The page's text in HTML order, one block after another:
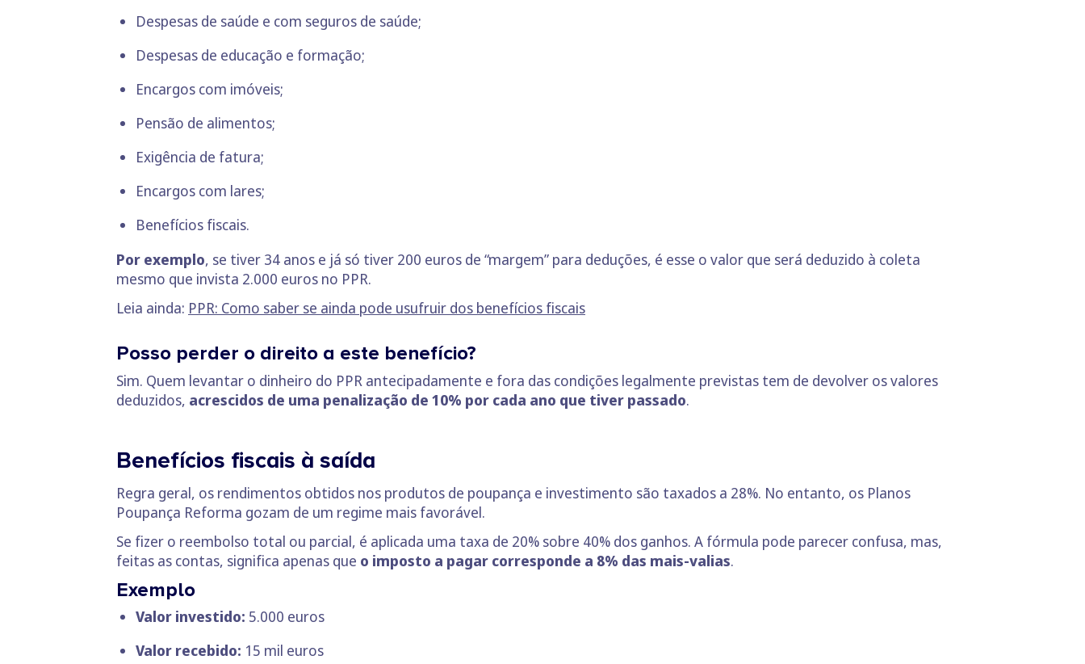
Despesas de saúde e com seguros de saúde;
Despesas de educação e formação;
Encargos com imóveis;
Pensão de alimentos;
Exigência de fatura;
Encargos com lares;
Benefícios fiscais.
Por exemplo, se tiver 34 anos e já só tiver 200 euros de “margem” para deduções, é esse o valor que será deduzido à coleta
mesmo que invista 2.000 euros no PPR.
Leia ainda: PPR: Como saber se ainda pode usufruir dos benefícios fiscais
Posso perder o direito a este benefício?
Sim. Quem levantar o dinheiro do PPR antecipadamente e fora das condições legalmente previstas tem de devolver os valores
deduzidos, acrescidos de uma penalização de 10% por cada ano que tiver passado.
Benefícios fiscais à saída
Regra geral, os rendimentos obtidos nos produtos de poupança e investimento são taxados a 28%. No entanto, os Planos
Poupança Reforma gozam de um regime mais favorável.
Se fizer o reembolso total ou parcial, é aplicada uma taxa de 20% sobre 40% dos ganhos. A fórmula pode parecer confusa, mas,
feitas as contas, significa apenas que o imposto a pagar corresponde a 8% das mais-valias.
Exemplo
Valor investido: 5.000 euros
Valor recebido: 15 mil euros